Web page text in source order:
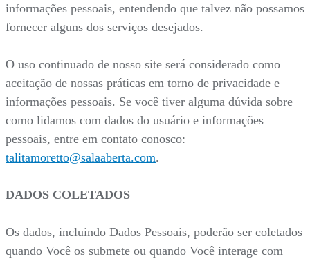
informações pessoais, entendendo que talvez não possamos
fornecer alguns dos serviços desejados.
O uso continuado de nosso site será considerado como
aceitação de nossas práticas em torno de privacidade e
informações pessoais. Se você tiver alguma dúvida sobre
como lidamos com dados do usuário e informações
pessoais, entre em contato conosco:
talitamoretto@salaaberta.com.
DADOS COLETADOS
Os dados, incluindo Dados Pessoais, poderão ser coletados
quando Você os submete ou quando Você interage com